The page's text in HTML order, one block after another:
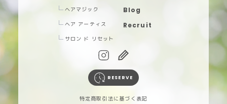
ヘアマジック
ヘア アーティス
サロン ド リセット
Blog
Recruit
RESERVE
特定商取引法に基づく表記